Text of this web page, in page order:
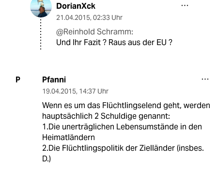
DorianXck
21.04.2015, 02:33 Uhr
@Reinhold Schramm:
Und Ihr Fazit ? Raus aus der EU ?
P Pfanni
19.04.2015, 14:37 Uhr
Wenn es um das Flüchtlingselend geht, werden
hauptsächlich 2 Schuldige genannt:
1.Die unerträglichen Lebensumstände in den
Heimatländern
2.Die Flüchtlingspolitik der Zielländer (insbes.
D.)